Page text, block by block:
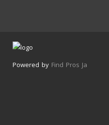
Powered by Find Pros Ja